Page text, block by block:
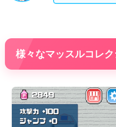
様々なマッスルコレ